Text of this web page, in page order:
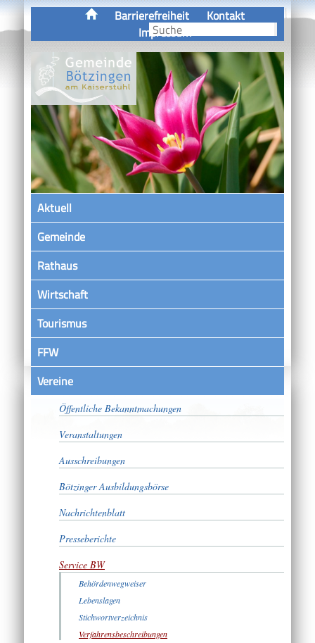
Barrierefreiheit
Kontakt
Impressum
Aktuell
Gemeinde
Rathaus
Wirtschaft
Tourismus
FFW
VereineSatzungen
Öffentliche Bekanntmachungen
Veranstaltungen
Ausschreibungen
Bötzinger Ausbildungsbörse
Nachrichtenblatt
Presseberichte
Service BW
Behördenwegweiser
Lebenslagen
Stichwortverzeichnis
Verfahrensbeschreibungen